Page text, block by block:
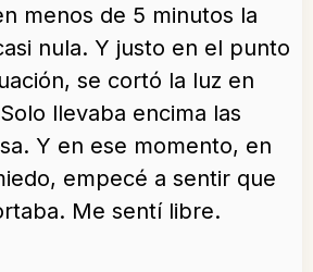
menos de 5 minutos la
nula. Y justo en el punto
se cortó la luz en
llevaba encima las
Y en ese momento, en
empecé a sentir que
Me sentí libre.